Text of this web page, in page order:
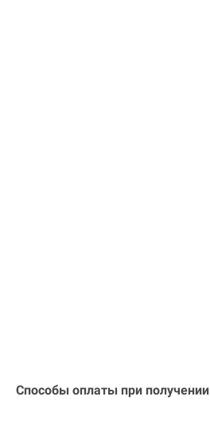
Способы оплаты при получении